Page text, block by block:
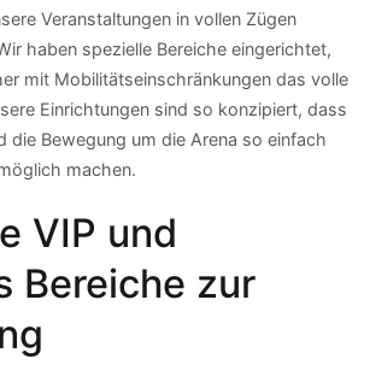
Veranstaltungen in vollen Zügen
haben spezielle Bereiche eingerichtet,
mit Mobilitätseinschränkungen das volle
Einrichtungen sind so konzipiert, dass
die Bewegung um die Arena so einfach
machen.
VIP und
Bereiche zur